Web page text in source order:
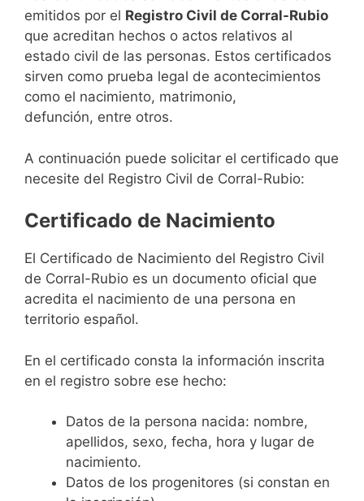
emitidos por el Registro Civil de Corral-Rubio
que acreditan hechos o actos relativos al
estado civil de las personas. Estos certificados
sirven como prueba legal de acontecimientos
como el nacimiento, matrimonio,
defunción, entre otros.
A continuación puede solicitar el certificado que
necesite del Registro Civil de Corral-Rubio:
Certificado de Nacimiento
El Certificado de Nacimiento del Registro Civil
de Corral-Rubio es un documento oficial que
acredita el nacimiento de una persona en
territorio español.
En el certificado consta la información inscrita
en el registro sobre ese hecho:
Datos de la persona nacida: nombre,
apellidos, sexo, fecha, hora y lugar de
nacimiento.
Datos de los progenitores (si constan en